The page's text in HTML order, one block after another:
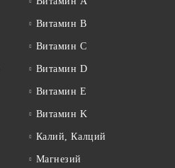
Витамин B
Витамин C
Витамин D
Витамин E
Витамин K
Калий, Калций
Магнезий